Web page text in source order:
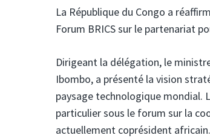
La République du Congo a
Forum BRICS sur le partenariat
Dirigeant la délégation, le
Ibombo, a présenté la vision
paysage technologique mondial.
particulier sous le forum sur la
actuellement coprésident africain.